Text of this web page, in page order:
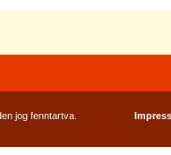
jog fenntartva.